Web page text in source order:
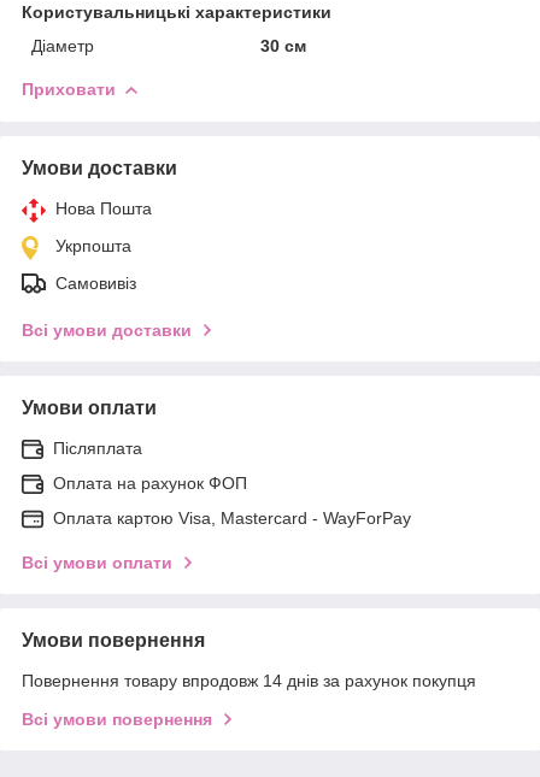
Користувальницькі характеристики
Діаметр
30 см
Приховати
Умови доставки
Нова Пошта
Укрпошта
Самовивіз
Всі умови доставки
Умови оплати
Післяплата
Оплата на рахунок ФОП
Оплата картою Visa, Mastercard - WayForPay
Всі умови оплати
Умови повернення
Повернення товару впродовж 14 днів за рахунок покупця
Всі умови повернення